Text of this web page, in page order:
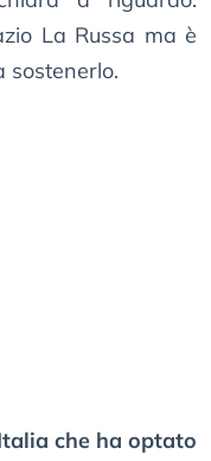
La Russa ma è
sostenerlo.
che ha optato